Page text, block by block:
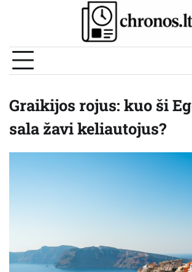
Graikijos rojus: kuo ši
sala žavi keliautojus?